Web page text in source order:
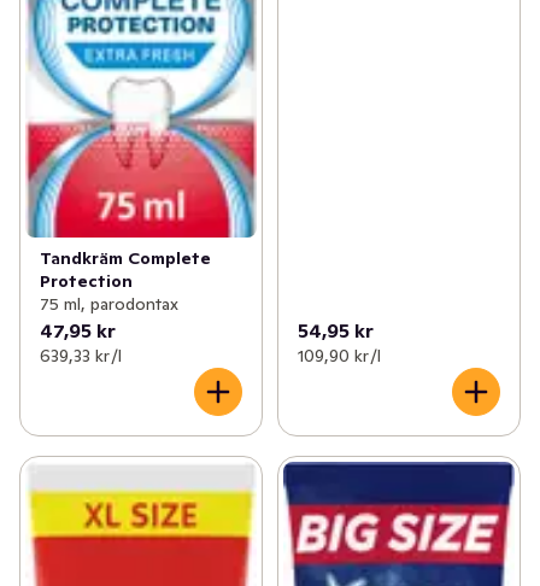
Tandkräm Complete
Protection
75 ml, parodontax
47,95 kr
639,33 kr /l
54,95 kr
109,90 kr /l